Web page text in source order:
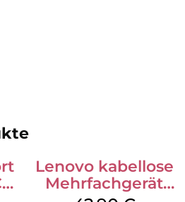
Lenovo kabellose
Mehrfachgerät